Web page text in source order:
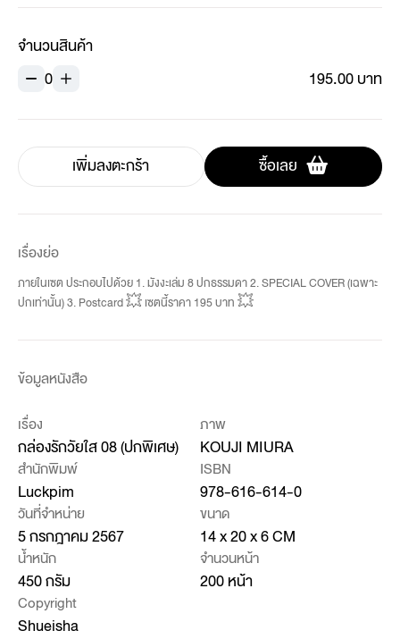
จำนวนสินค้า
0
195.00 บาท
เพิ่มลงตะกร้า ซื้อเลย
เรื่องย่อ
ภายในเซต ประกอบไปด้วย 1. มังงะเล่ม 8 ปกธรรมดา 2. SPECIAL COVER (เฉพาะ
ปกเท่านั้น) 3. Postcard 💥 เซตนี้ราคา 195 บาท 💥
ข้อมูลหนังสือ
เรื่อง
กล่องรักวัยใส 08 (ปกพิเศษ)
ภาพ
KOUJI MIURA
สำนักพิมพ์
Luckpim
ISBN
978-616-614-0
วันที่จำหน่าย
5 กรกฎาคม 2567
ขนาด
14 x 20 x 6 CM
น้ำหนัก
450 กรัม
จำนวนหน้า
200 หน้า
Copyright
Shueisha